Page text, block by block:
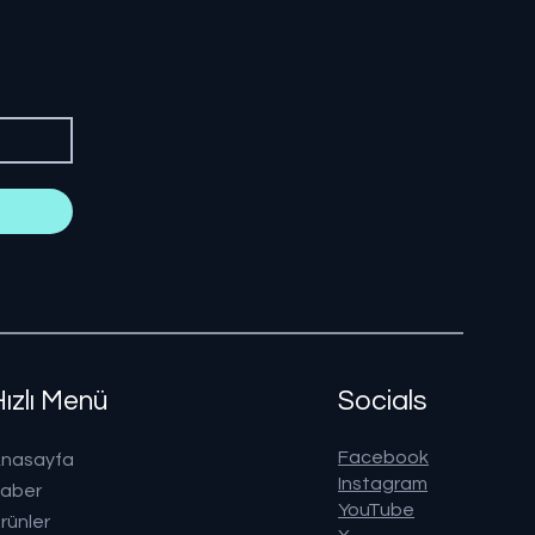
Menü Socials
Facebook
Instagram
YouTube